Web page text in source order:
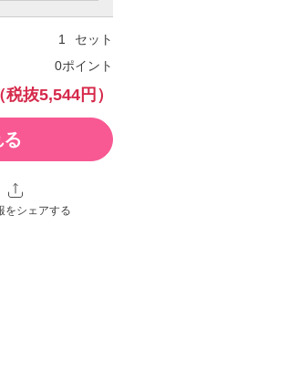
セット
0ポイント
（税抜5,544円）
をシェアする